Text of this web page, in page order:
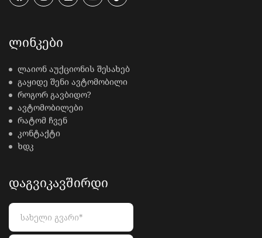
ᲚᲘᲜᲙᲔᲑᲘ
ლაიონ აუქციონის შესახებ
გაყიდე შენი ავტომობილი
როგორ გავბიდო?
ავტომობილები
რატომ ჩვენ
კონტაქტი
ხდკ
ᲓᲐᲒᲕᲘᲙᲐᲕᲨᲘᲠᲓᲘ